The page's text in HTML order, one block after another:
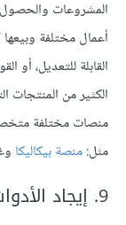
المشروعات
أعمال مختلفة
القابلة للتعديل، أو
الكثير من المنتجات
منصات مختلفة
مثل:منصة بيكاليكا
9. إيجاد الأدوات المساعدة المناسبة